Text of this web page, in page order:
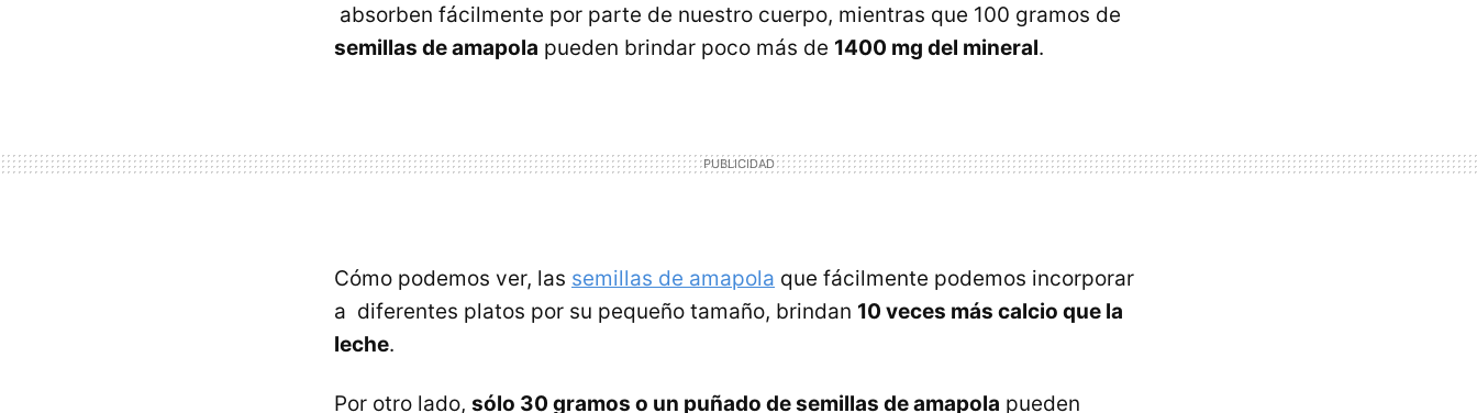
absorben fácilmente por parte de nuestro cuerpo, mientras que 100 gramos de
semillas de amapola pueden brindar poco más de 1400 mg del mineral.
Cómo podemos ver, las semillas de amapola que fácilmente podemos incorporar
a diferentes platos por su pequeño tamaño, brindan 10 veces más calcio que la
leche.
Por otro lado, sólo 30 gramos o un puñado de semillas de amapola pueden